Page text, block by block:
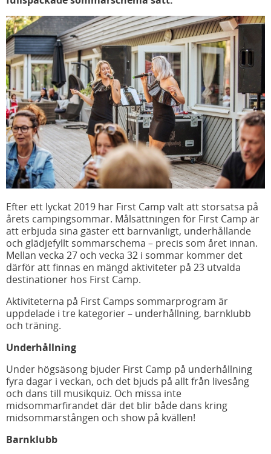
Efter ett lyckat 2019 har First Camp valt att storsatsa på
årets campingsommar. Målsättningen för First Camp är
att erbjuda sina gäster ett barnvänligt, underhållande
och glädjefyllt sommarschema – precis som året innan.
Mellan vecka 27 och vecka 32 i sommar kommer det
därför att finnas en mängd aktiviteter på 23 utvalda
destinationer hos First Camp.
Aktiviteterna på First Camps sommarprogram är
uppdelade i tre kategorier – underhållning, barnklubb
och träning.
Underhållning
Under högsäsong bjuder First Camp på underhållning
fyra dagar i veckan, och det bjuds på allt från livesång
och dans till musikquiz. Och missa inte
midsommarfirandet där det blir både dans kring
midsommarstången och show på kvällen!
Barnklubb